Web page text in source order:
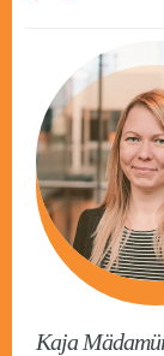
Kaja